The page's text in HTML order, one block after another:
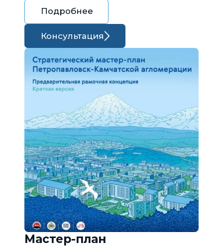
Подробнее
Консультация
Мастер-план